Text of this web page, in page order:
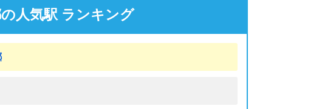
人気駅 ランキング